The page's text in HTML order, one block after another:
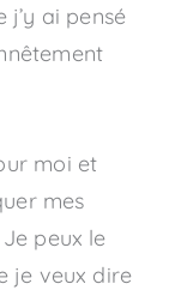
j’y ai pensé
moi et
mes
peux le
je veux dire